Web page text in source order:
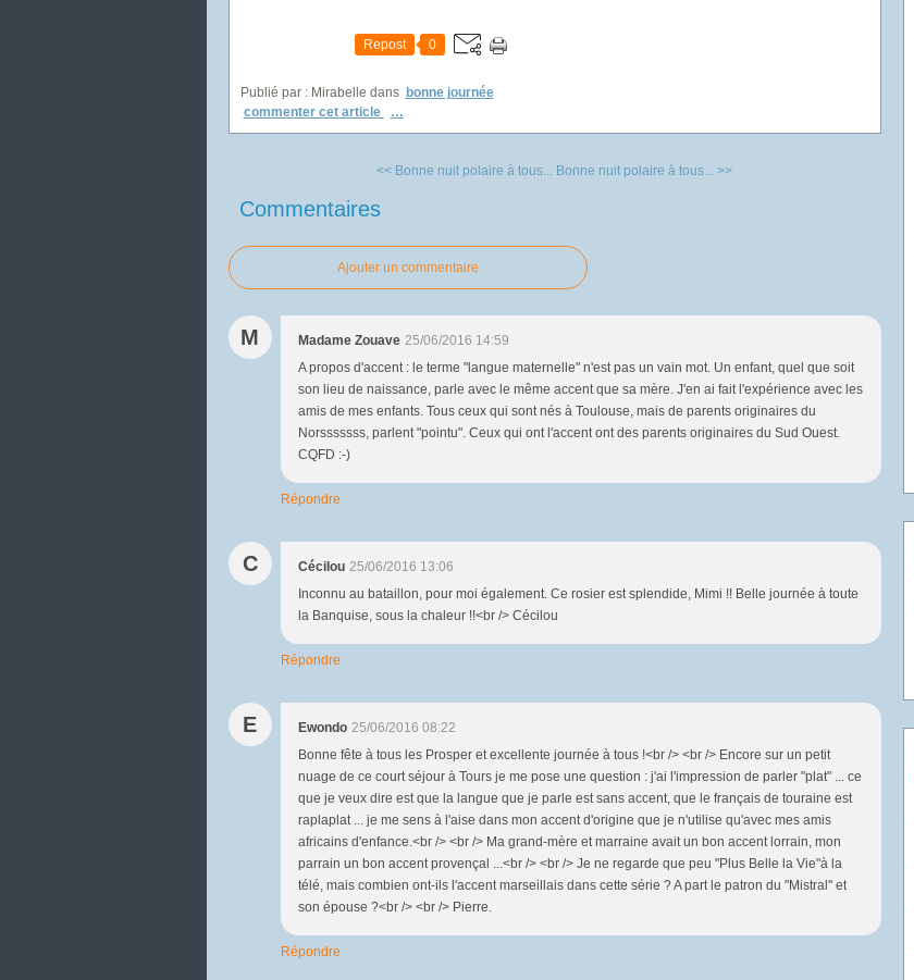
Repost 0
Publié par : Mirabelle dans bonne journée
commenter cet article
…
<< Bonne nuit polaire à tous... Bonne nuit polaire à tous... >>
Commentaires
Ajouter un commentaire
M Madame Zouave 25/06/2016 14:59
A propos d'accent : le terme "langue maternelle" n'est pas un vain mot. Un enfant, quel que soit
son lieu de naissance, parle avec le même accent que sa mère. J'en ai fait l'expérience avec les
amis de mes enfants. Tous ceux qui sont nés à Toulouse, mais de parents originaires du
Norsssssss, parlent "pointu". Ceux qui ont l'accent ont des parents originaires du Sud Ouest.
CQFD :-)
Répondre
C Cécilou 25/06/2016 13:06
Inconnu au bataillon, pour moi également. Ce rosier est splendide, Mimi !! Belle journée à toute
la Banquise, sous la chaleur !!<br /> Cécilou
Répondre
E Ewondo 25/06/2016 08:22
Bonne fête à tous les Prosper et excellente journée à tous !<br /> <br /> Encore sur un petit
nuage de ce court séjour à Tours je me pose une question : j'ai l'impression de parler "plat" ... ce
que je veux dire est que la langue que je parle est sans accent, que le français de touraine est
raplaplat ... je me sens à l'aise dans mon accent d'origine que je n'utilise qu'avec mes amis
africains d'enfance.<br /> <br /> Ma grand-mère et marraine avait un bon accent lorrain, mon
parrain un bon accent provençal ...<br /> <br /> Je ne regarde que peu "Plus Belle la Vie"à la
télé, mais combien ont-ils l'accent marseillais dans cette série ? A part le patron du "Mistral" et
son épouse ?<br /> <br /> Pierre.
Répondre